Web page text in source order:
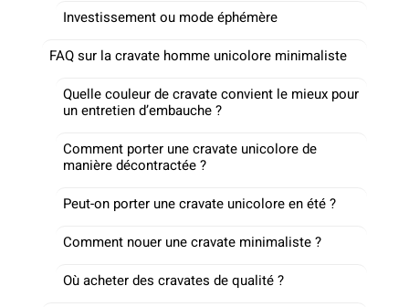
Investissement ou mode éphémère
FAQ sur la cravate homme unicolore minimaliste
Quelle couleur de cravate convient le mieux pour
un entretien d’embauche ?
Comment porter une cravate unicolore de
manière décontractée ?
Peut-on porter une cravate unicolore en été ?
Comment nouer une cravate minimaliste ?
Où acheter des cravates de qualité ?